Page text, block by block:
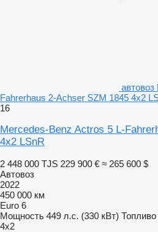
Fahrerhaus 2-Achser SZM 1845 4x2
16
Mercedes-Benz Actros 5 L-
4x2 LSnR
2 448 000 TJS 229 900 € ≈ 265 600 $
Автовоз
2022
450 000 км
Euro 6
Мощность 449 л.с. (330 кВт) Топливо
4x2